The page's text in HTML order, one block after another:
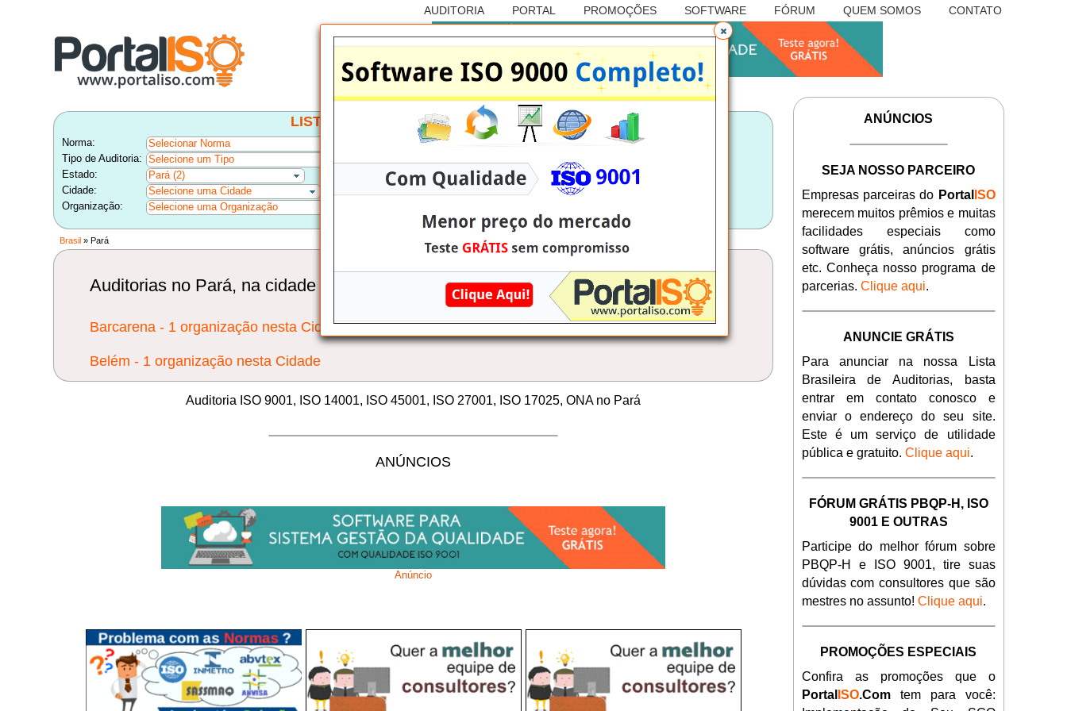
AUDITORIA PORTAL PROMOÇÕES SOFTWARE FÓRUM QUEM SOMOS CONTATO
Anúncio
LISTA BRASILEIRA DE AUDITORIAS
Norma:
Selecionar Norma
Tipo de Auditoria:
Selecione um Tipo
Estado:
Pará (2)
Cidade:
Selecione uma Cidade
Organização:
Selecione uma Organização
ANÚNCIOS
SEJA NOSSO PARCEIRO
Empresas parceiras do PortalISO
merecem muitos prêmios e muitas
facilidades especiais como
software grátis, anúncios grátis
etc. Conheça nosso programa de
parcerias. Clique aqui.
ANUNCIE GRÁTIS
Para anunciar na nossa Lista
Brasileira de Auditorias, basta
entrar em contato conosco e
enviar o endereço do seu site.
Este é um serviço de utilidade
pública e gratuito. Clique aqui.
FÓRUM GRÁTIS PBQP-H, ISO
9001 E OUTRAS
Participe do melhor fórum sobre
PBQP-H e ISO 9001, tire suas
dúvidas com consultores que são
mestres no assunto! Clique aqui.
PROMOÇÕES ESPECIAIS
Confira as promoções que o
PortalISO.Comtem para você:
Brasil» Pará
Auditorias no Pará, na cidade de:
Barcarena - 1 organização nesta Cidade
Belém - 1 organização nesta Cidade
Auditoria ISO 9001, ISO 14001, ISO 45001, ISO 27001, ISO 17025, ONA no Pará
ANÚNCIOS
Anúncio